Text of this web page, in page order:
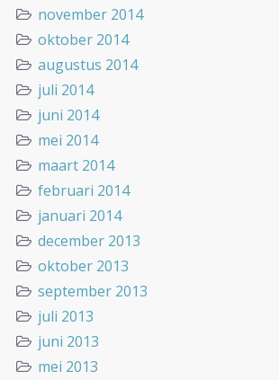
november 2014
oktober 2014
augustus 2014
juli 2014
juni 2014
mei 2014
maart 2014
februari 2014
januari 2014
december 2013
oktober 2013
september 2013
juli 2013
juni 2013
mei 2013